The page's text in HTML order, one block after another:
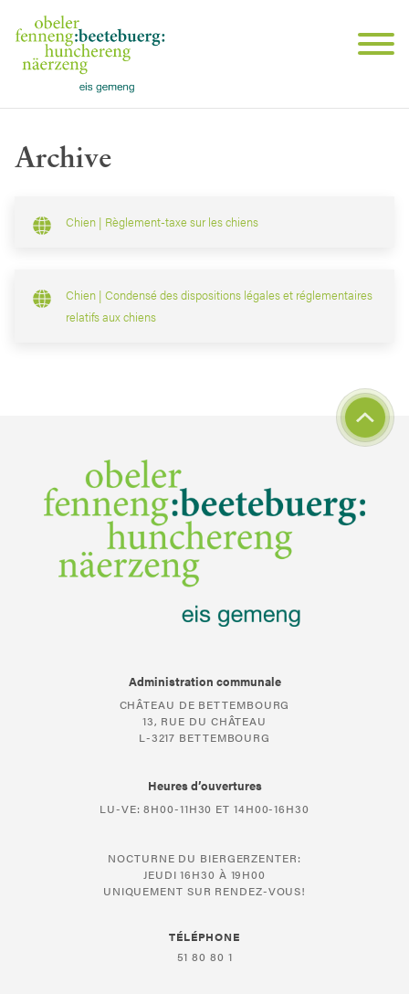
Archive
Chien | Règlement-taxe sur les chiens
Chien | Condensé des dispositions légales et réglementaires
relatifs aux chiens
Administration communale
CHÂTEAU DE BETTEMBOURG
13, RUE DU CHÂTEAU
L-3217 BETTEMBOURG
Heures d’ouvertures
LU-VE: 8H00-11H30 ET 14H00-16H30
NOCTURNE DU BIERGERZENTER:
JEUDI 16H30 À 19H00
UNIQUEMENT SUR RENDEZ-VOUS!
TÉLÉPHONE
51 80 80 1